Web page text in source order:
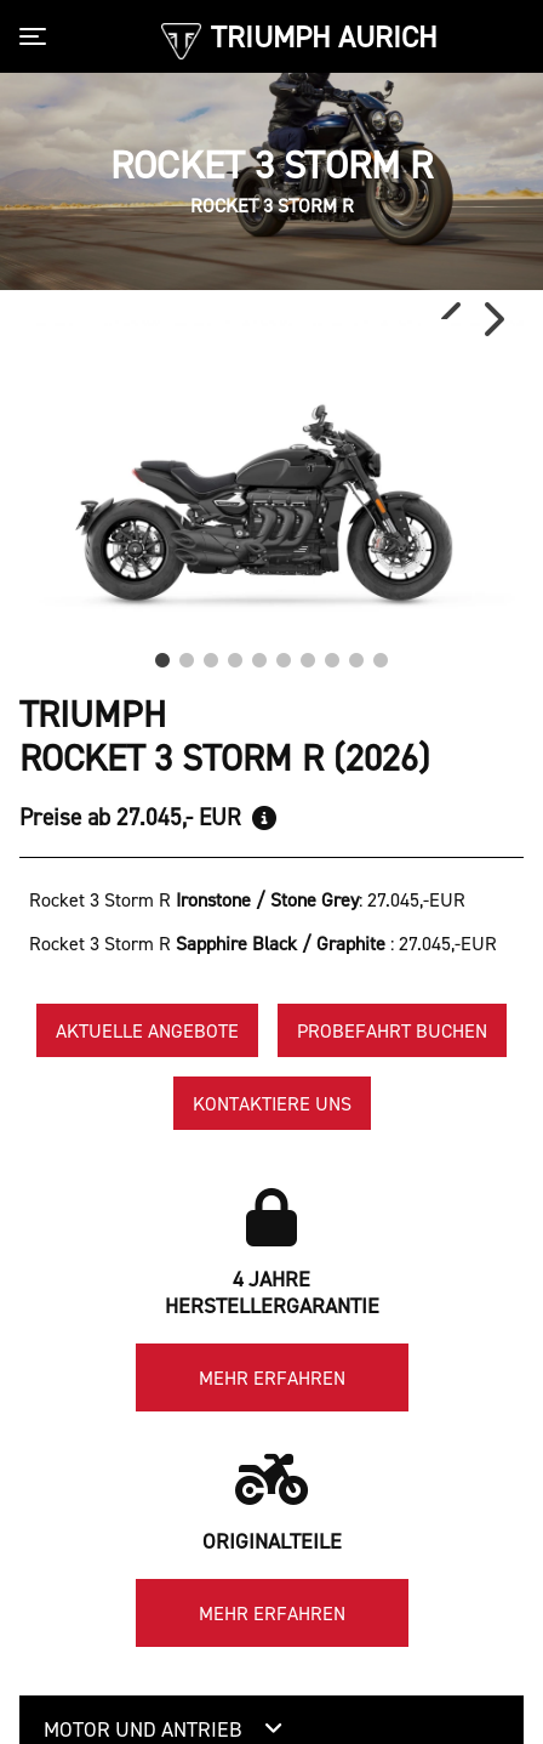
TRIUMPH AURICH
Toggle navigation
ROCKET 3 STORM R
ROCKET 3 STORM R
TRIUMPH
ROCKET 3 STORM R (2026)
Preise ab 27.045,- EUR
Rocket 3 Storm R Ironstone / Stone Grey: 27.045,-EUR
Rocket 3 Storm R Sapphire Black / Graphite : 27.045,-EUR
PROBEFAHRT BUCHEN
AKTUELLE ANGEBOTE
KONTAKTIERE UNS
4 JAHRE
HERSTELLERGARANTIE
MEHR ERFAHREN
ORIGINALTEILE
MEHR ERFAHREN
MOTOR UND ANTRIEB